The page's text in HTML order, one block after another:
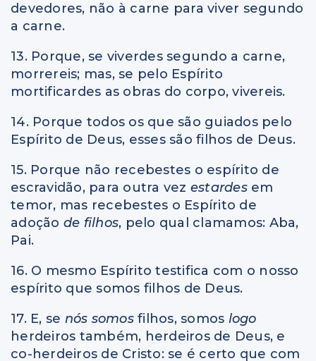
devedores, não à carne para viver segundo
a carne.
13. Porque, se viverdes segundo a carne,
morrereis; mas, se pelo Espírito
mortificardes as obras do corpo, vivereis.
14. Porque todos os que são guiados pelo
Espírito de Deus, esses são filhos de Deus.
15. Porque não recebestes o espírito de
escravidão, para outra vez estardes em
temor, mas recebestes o Espírito de
adoção de filhos, pelo qual clamamos: Aba,
Pai.
16. O mesmo Espírito testifica com o nosso
espírito que somos filhos de Deus.
17. E, se nós somos filhos, somos logo
herdeiros também, herdeiros de Deus, e
co-herdeiros de Cristo: se é certo que com